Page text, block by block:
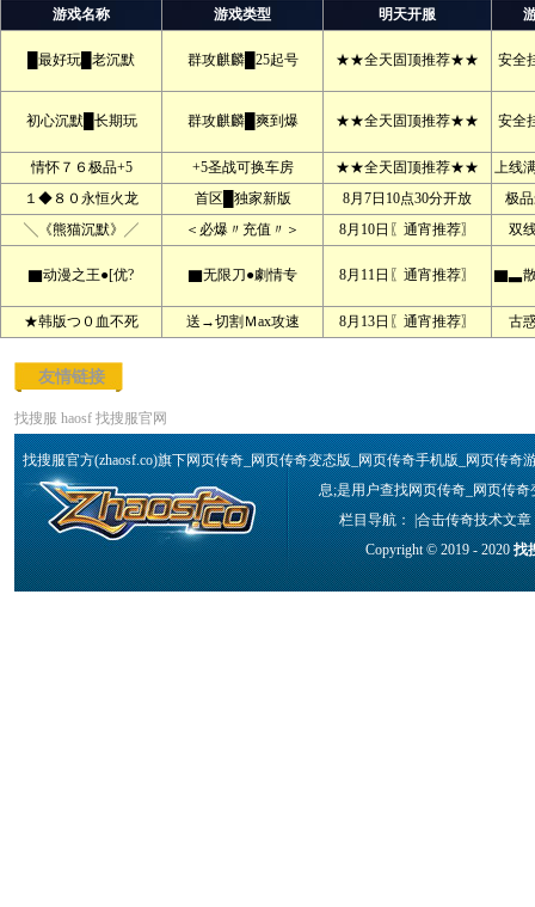
游戏名称
游戏类型 明天开服
█最好玩█老沉默 群攻麒麟█25起号 ★★全天固顶推荐★★ 安全
初心沉默█长期玩 群攻麒麟█爽到爆 ★★全天固顶推荐★★ 安全
情怀７６极品+5 +5圣战可换车房 ★★全天固顶推荐★★
上线
１◆８０永恒火龙
首区█独家新版 8月7日10点30分开放
极
╲《熊猫沉默》╱
＜必爆〃充值〃＞ 8月10日〖通宵推荐〗 双
▇动漫之王●[优? ▇无限刀●劇情专 8月11日〖通宵推荐〗 ▇▃
★韩版つ０血不死 送→切割Ｍax攻速 8月13日〖通宵推荐〗 古
友情链接
找搜服 haosf 找搜服官网
找搜服官方(zhaosf.co)旗下网页传奇_网页传奇变态版_网页传奇手机版_网页传
息;是用户查找网页传奇_网页传
栏目导航： |合击传奇技术文章
Copyright © 2019 - 2020找